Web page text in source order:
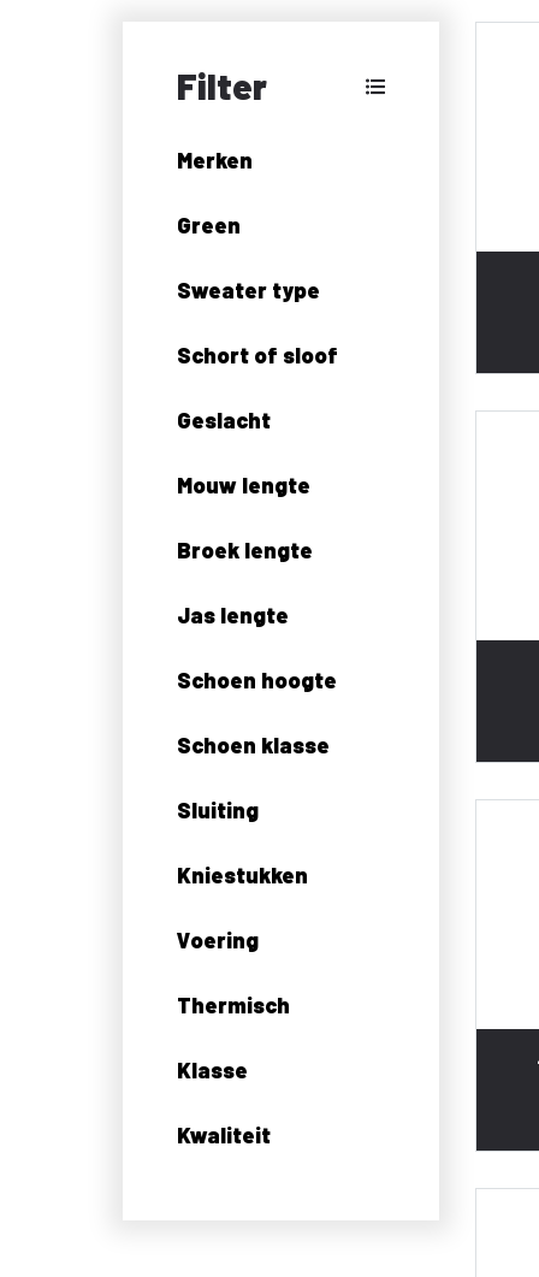
Filter
Merken
Green
Sweater type
Schort of sloof
Geslacht
Mouw lengte
Broek lengte
Jas lengte
Schoen hoogte
Schoen klasse
Sluiting
Kniestukken
Voering
Thermisch
Klasse
Kwaliteit